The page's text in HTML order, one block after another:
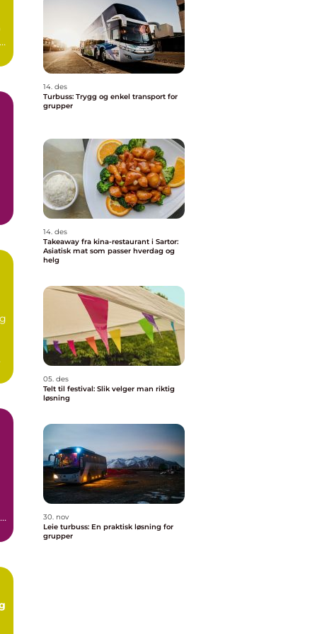
14. des
Turbuss: Trygg og enkel transport for
grupper
14. des
Takeaway fra kina-restaurant i Sartor:
Asiatisk mat som passer hverdag og
helg
05. des
Telt til festival: Slik velger man riktig
løsning
30. nov
Leie turbuss: En praktisk løsning for
grupper